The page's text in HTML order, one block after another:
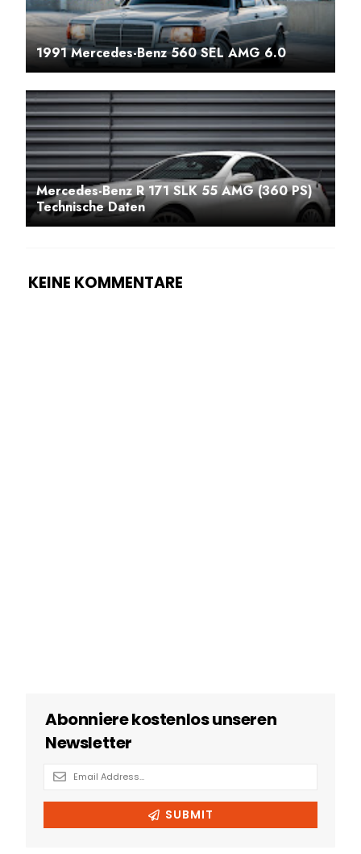
1991 Mercedes-Benz 560 SEL AMG 6.0
Mercedes-Benz R 171 SLK 55 AMG (360 PS)
Technische Daten
KEINE KOMMENTARE